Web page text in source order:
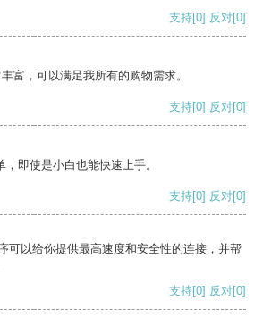
支持[0] 反对[0]
富，可以满足我所有的购物需求。
支持[0] 反对[0]
即使是小白也能快速上手。
支持[0] 反对[0]
可以给你提供最高速度和安全性的连接，并帮
支持[0] 反对[0]